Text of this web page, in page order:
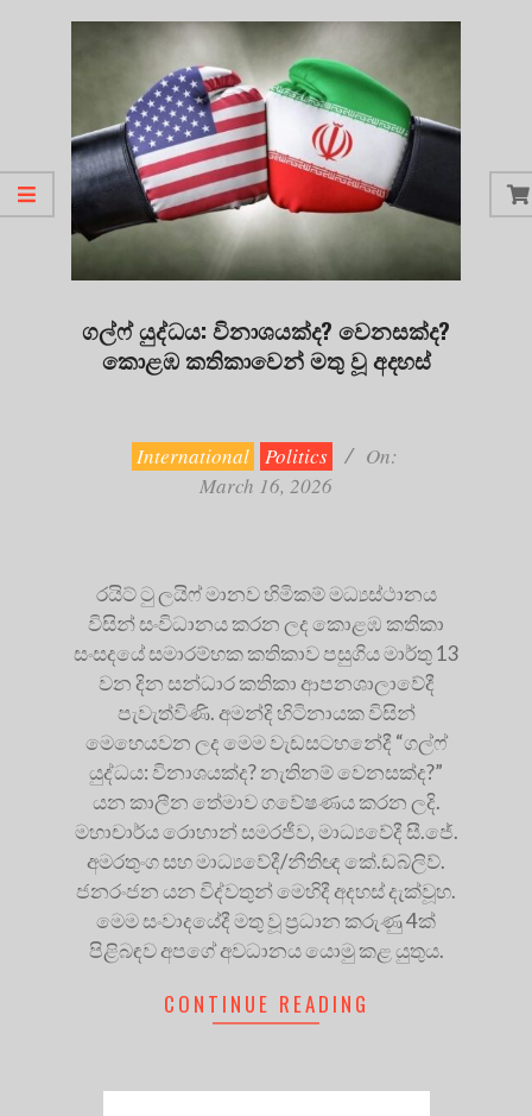
ගල්ෆ් යුද්ධය: විනාශයක්ද? වෙනසක්ද?
කොළඹ කතිකාවෙන් මතු වූ අදහස්
International Politics
On:
March 16, 2026
රයිට් ටු ලයිෆ් මානව හිමිකම් මධ්‍යස්ථානය
විසින් සංවිධානය කරන ලද කොළඹ කතිකා
සංසදයේ සමාරම්භක කතිකාව පසුගිය මාර්තු 13
වන දින සන්ධාර කතිකා ආපනශාලාවේදී
පැවැත්විණි. අමන්දි හිටිනායක විසින්
මෙහෙයවන ලද මෙම වැඩසටහනේදී “ගල්ෆ්
යුද්ධය: විනාශයක්ද? නැතිනම් වෙනසක්ද?”
යන කාලීන තේමාව ගවේෂණය කරන ලදි.
මහාචාර්ය රොහාන් සමරජීව, මාධ්‍යවේදී සී.ජේ.
අමරතුංග සහ මාධ්‍යවේදී/නීතිඥ කේ.ඩබ්ලිව්.
ජනරංජන යන විද්වතුන් මෙහිදී අදහස් දැක්වූහ.
මෙම සංවාදයේදී මතු වූ ප්‍රධාන කරුණු 4ක්
පිළිබඳව අපගේ අවධානය යොමු කළ යුතුය.
CONTINUE READING